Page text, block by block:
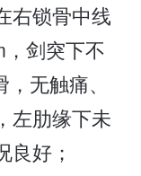
右锁骨中线
剑突下不
无触痛、
左肋缘下未
好；